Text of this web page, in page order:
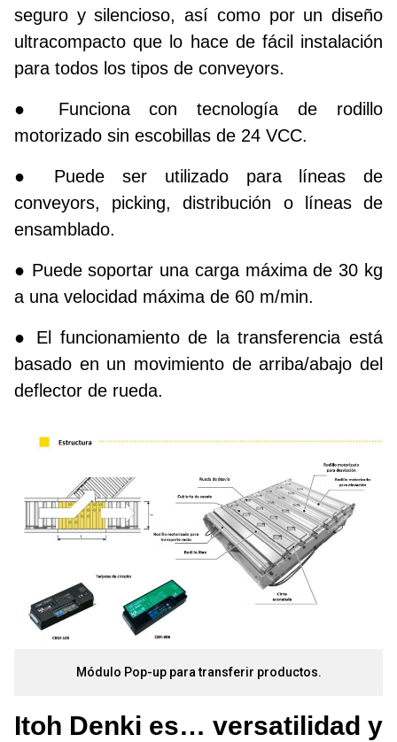
seguro y silencioso, así como por un diseño
ultracompacto que lo hace de fácil instalación
para todos los tipos de conveyors.
● Funciona con tecnología de rodillo
motorizado sin escobillas de 24 VCC.
● Puede ser utilizado para líneas de
conveyors, picking, distribución o líneas de
ensamblado.
● Puede soportar una carga máxima de 30 kg
a una velocidad máxima de 60 m/min.
● El funcionamiento de la transferencia está
basado en un movimiento de arriba/abajo del
deflector de rueda.
Módulo Pop-up para transferir productos.
Itoh Denki es… versatilidad y